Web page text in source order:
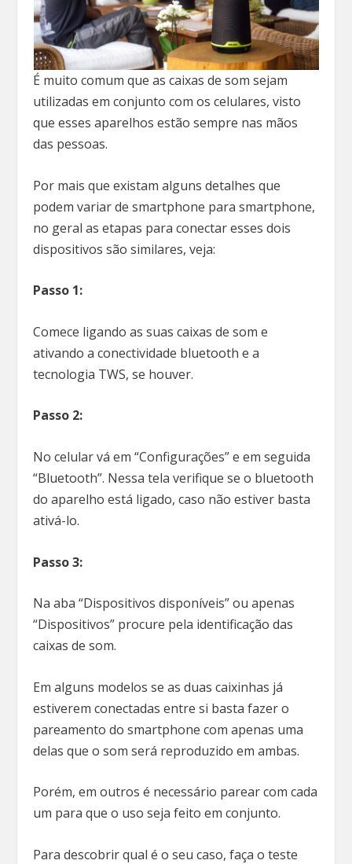
É muito comum que as caixas de som sejam
utilizadas em conjunto com os celulares, visto
que esses aparelhos estão sempre nas mãos
das pessoas.
Por mais que existam alguns detalhes que
podem variar de smartphone para smartphone,
no geral as etapas para conectar esses dois
dispositivos são similares, veja:
Passo 1:
Comece ligando as suas caixas de som e
ativando a conectividade bluetooth e a
tecnologia TWS, se houver.
Passo 2:
No celular vá em “Configurações” e em seguida
“Bluetooth”. Nessa tela verifique se o bluetooth
do aparelho está ligado, caso não estiver basta
ativá-lo.
Passo 3:
Na aba “Dispositivos disponíveis” ou apenas
“Dispositivos” procure pela identificação das
caixas de som.
Em alguns modelos se as duas caixinhas já
estiverem conectadas entre si basta fazer o
pareamento do smartphone com apenas uma
delas que o som será reproduzido em ambas.
Porém, em outros é necessário parear com cada
um para que o uso seja feito em conjunto.
Para descobrir qual é o seu caso, faça o teste